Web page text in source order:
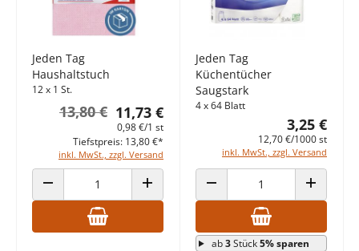
Jeden Tag
Haushaltstuch
12 x 1 St.
11,73 €
13,80 €
0,98 €/1 st
inkl. MwSt., zzgl. Versand
Tiefstpreis: 13,80 €*
ANZAHL VERRINGERN ANZAHL ERHÖHEN
Jeden Tag
Küchentücher
Saugstark
4 x 64 Blatt
3,25 €
12,70 €/1000 st
inkl. MwSt., zzgl. Versand
ANZAHL VERRINGERN ANZAHL
ab3Stück5% sparen